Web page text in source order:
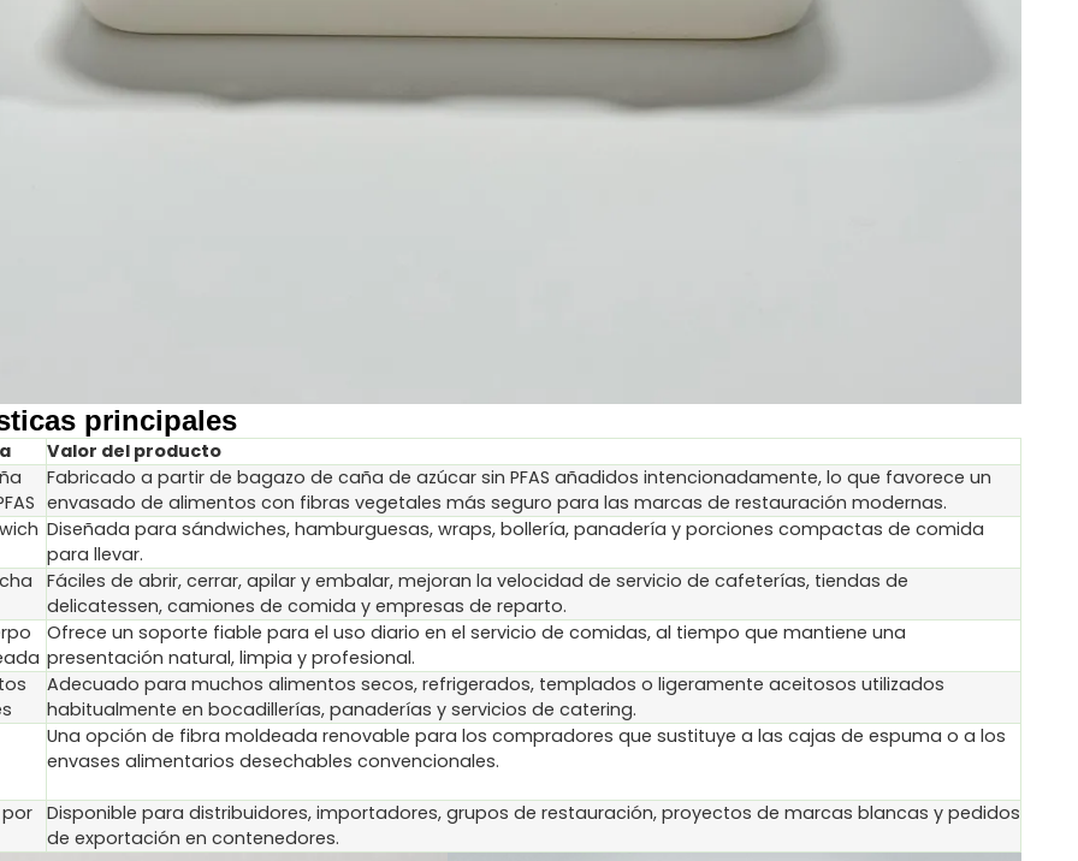
principales
Valor del producto
Fabricado a partir de bagazo de caña de azúcar sin PFAS añadidos intencionadamente, lo que favorece un
envasado de alimentos con fibras vegetales más seguro para las marcas de restauración modernas.
Diseñada para sándwiches, hamburguesas, wraps, bollería, panadería y porciones compactas de comida
para llevar.
Fáciles de abrir, cerrar, apilar y embalar, mejoran la velocidad de servicio de cafeterías, tiendas de
delicatessen, camiones de comida y empresas de reparto.
Ofrece un soporte fiable para el uso diario en el servicio de comidas, al tiempo que mantiene una
presentación natural, limpia y profesional.
Adecuado para muchos alimentos secos, refrigerados, templados o ligeramente aceitosos utilizados
habitualmente en bocadillerías, panaderías y servicios de catering.
Una opción de fibra moldeada renovable para los compradores que sustituye a las cajas de espuma o a los
envases alimentarios desechables convencionales.
Disponible para distribuidores, importadores, grupos de restauración, proyectos de marcas blancas y pedidos
de exportación en contenedores.